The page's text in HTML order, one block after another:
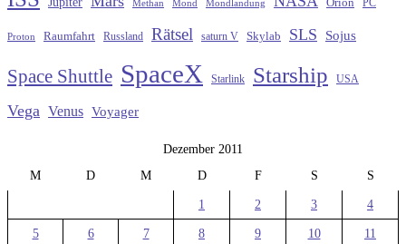
Methan Mond Mondlandung PC
Proton Raumfahrt Russland Rätsel saturn V Skylab SLS Sojus
Space Shuttle SpaceX Starlink Starship USA
Vega Venus Voyager
Dezember 2011
M
D M D F S S
1 2 3 4
5 6 7 8 9 10 11